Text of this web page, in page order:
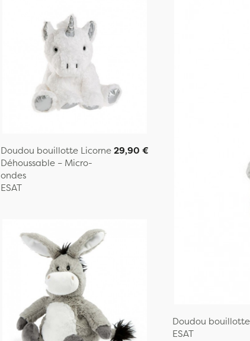
Doudou bouillotte Licorne
Déhoussable – Micro-
ondes
ESAT
29,90 €
Doudou
ESAT